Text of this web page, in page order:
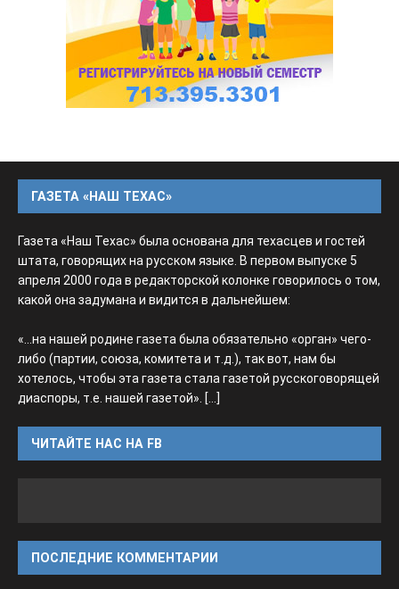
ГАЗЕТА «НАШ ТЕХАС»
Газета «Наш Техас» была основана для техасцев и гостей
штата, говорящих на русском языке. В первом выпуске 5
апреля 2000 года в редакторской колонке говорилось о том,
какой она задумана и видится в дальнейшем:
«...на нашей родине газета была обязательно «орган» чего-
либо (партии, союза, комитета и т.д.), так вот, нам бы
хотелось, чтобы эта газета стала газетой русскоговорящей
диаспоры, т.е. нашей газетой». [...]
ЧИТАЙТЕ НАС НА FB
ПОСЛЕДНИЕ КОММЕНТАРИИ